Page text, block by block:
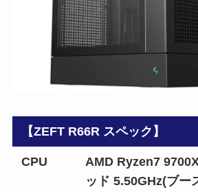
【ZEFT R66R スペック】
CPU
AMD Ryzen7
ッド 5.50GHz(ブー